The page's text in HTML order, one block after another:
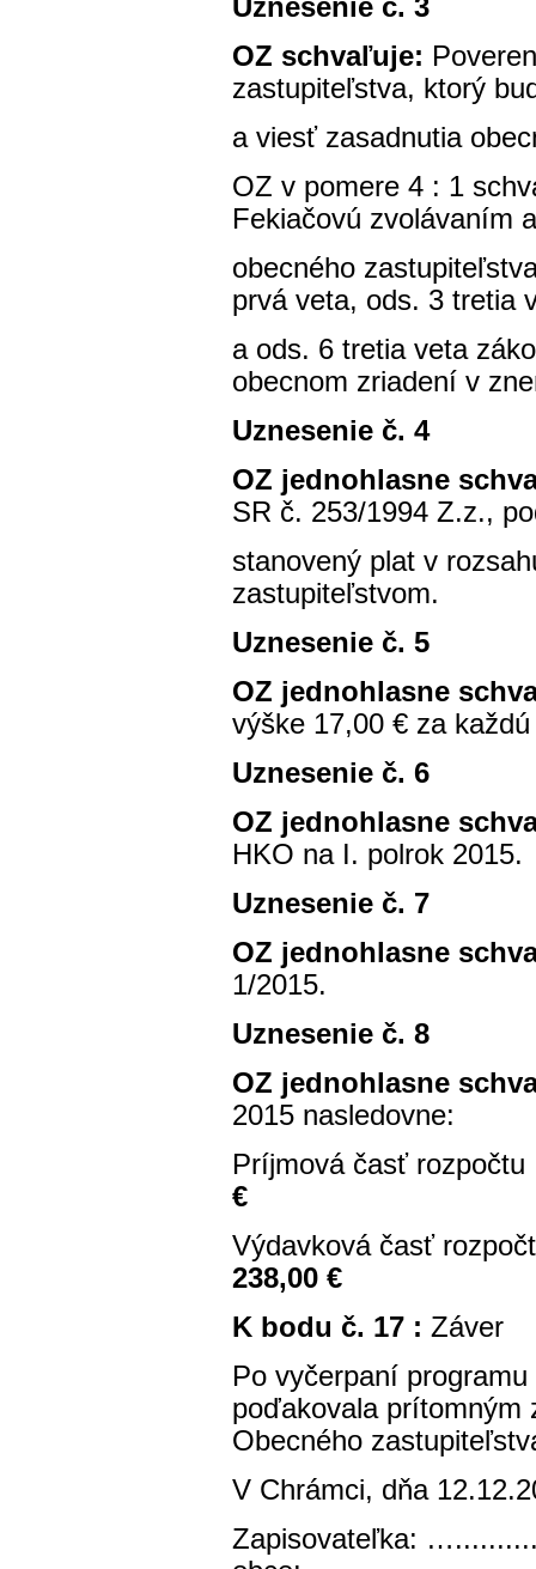
Uznesenie č. 3
OZ schvaľuje:
zastupiteľstva, ktorý
a viesť zasadnutia
OZ v pomere 4 : 1
Fekiačovú zvolávaním
obecného
prvá veta, ods. 3 tretia
a ods. 6 tretia veta
obecnom zriadení v
Uznesenie č. 4
OZ jednohlasne
SR č. 253/1994 Z.z.,
stanovený plat v
zastupiteľstvom.
Uznesenie č. 5
OZ jednohlasne
výške 17,00 € za
Uznesenie č. 6
OZ jednohlasne
HKO na I. polrok 2015.
Uznesenie č. 7
OZ jednohlasne
1/2015.
Uznesenie č. 8
OZ jednohlasne
2015 nasledovne:
Príjmová časť
€
Výdavková časť
238,00 €
K bodu č. 17 :Záver
Po vyčerpaní
poďakovala prítomným
Obecného
V Chrámci, dňa
Zapisovateľka: